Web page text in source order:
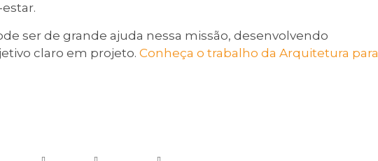
ser de grande ajuda nessa missão, desenvolvendo
claro em projeto. Conheça o trabalho da Arquitetura para